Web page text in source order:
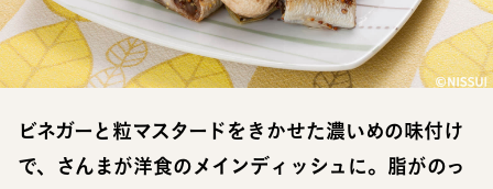
ビネガーと粒マスタードをきかせた濃いめの味付け
で、さんまが洋食のメインディッシュに。脂がのっ